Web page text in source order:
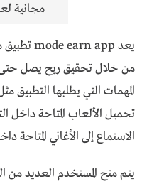
مجانية لعام 2023
المهمات التي يطلبها التطبيق
الاستماع إلى الأغاني المتاحة
يتم منح المستخدم العديد من